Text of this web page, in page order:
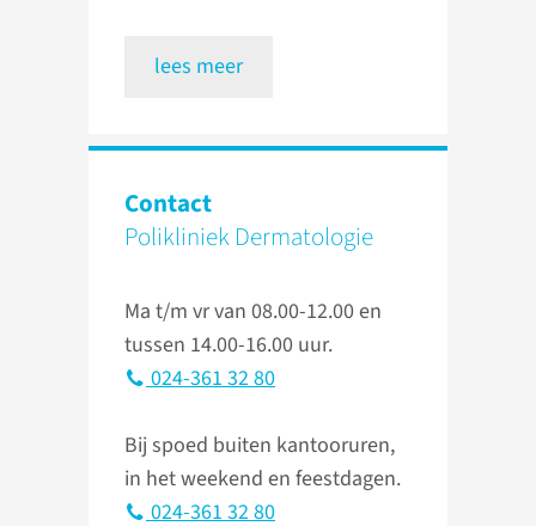
lees meer
Contact
Polikliniek Dermatologie
Ma t/m vr van 08.00-12.00 en
tussen 14.00-16.00 uur.
024-361 32 80
Bij spoed buiten kantooruren,
in het weekend en feestdagen.
024-361 32 80